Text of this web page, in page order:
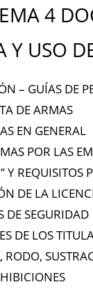
4
Y USO
– GUÍAS DE
DE ARMAS
EN GENERAL
POR LAS
Y REQUISITOS
DE LA
DE SEGURIDAD
DE LOS